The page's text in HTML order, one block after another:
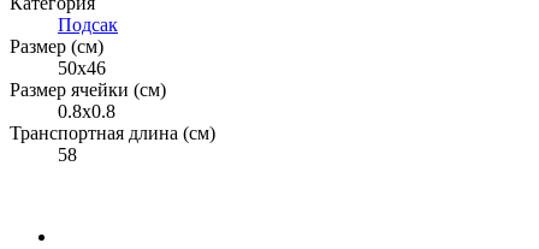
Подсак
Размер (см)
50х46
Размер ячейки (см)
0.8х0.8
Транспортная длина (см)
58